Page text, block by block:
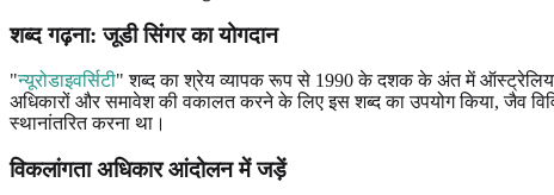
शब्द गढ़ना: जूडी सिंगर का योगदान
"न्यूरोडाइवर्सिटी" शब्द का श्रेय व्यापक रूप से 1990 के दशक के अंत में
अधिकारों और समावेश की वकालत करने के लिए इस शब्द का उपयोग किया, जैव
स्थानांतरित करना था।
विकलांगता अधिकार आंदोलन में जड़ें